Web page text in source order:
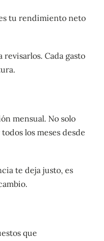
tu rendimiento neto
revisarlos. Cada gasto
mensual. No solo
los meses desde
te deja justo, es
que